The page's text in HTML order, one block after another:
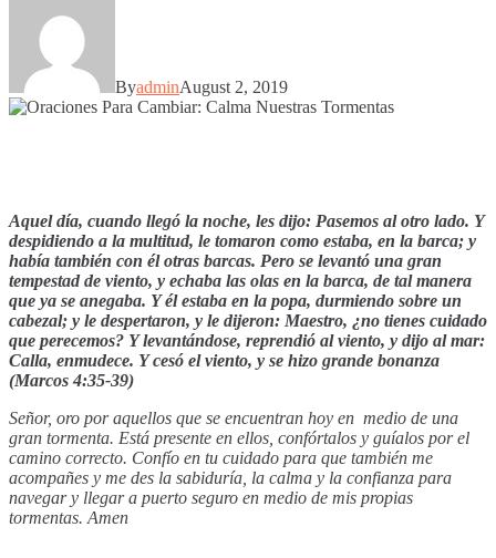
ByadminAugust 2, 2019
Aquel día, cuando llegó la noche, les dijo: Pasemos al otro lado. Y
despidiendo a la multitud, le tomaron como estaba, en la barca; y
había también con él otras barcas. Pero se levantó una gran
tempestad de viento, y echaba las olas en la barca, de tal manera
que ya se anegaba. Y él estaba en la popa, durmiendo sobre un
cabezal; y le despertaron, y le dijeron: Maestro, ¿no tienes cuidado
que perecemos? Y levantándose, reprendió al viento, y dijo al mar:
Calla, enmudece. Y cesó el viento, y se hizo grande bonanza
(Marcos 4:35-39)
Señor, oro por aquellos que se encuentran hoy en medio de una
gran tormenta. Está presente en ellos, confórtalos y guíalos por el
camino correcto. Confío en tu cuidado para que también me
acompañes y me des la sabiduría, la calma y la confianza para
navegar y llegar a puerto seguro en medio de mis propias
tormentas. Amen